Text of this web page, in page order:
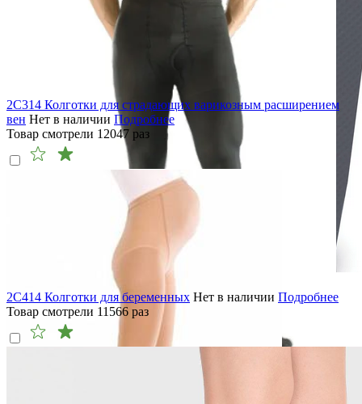
2C314 Колготки для страдающих варикозным расширением
вен Нет в наличии Подробнее
Товар смотрели 12047 раз
2C414 Колготки для беременных Нет в наличии Подробнее
Товар смотрели 11566 раз